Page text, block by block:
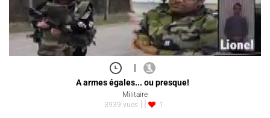
|
A armes égales... ou presque!
Militaire
3939 vues
1